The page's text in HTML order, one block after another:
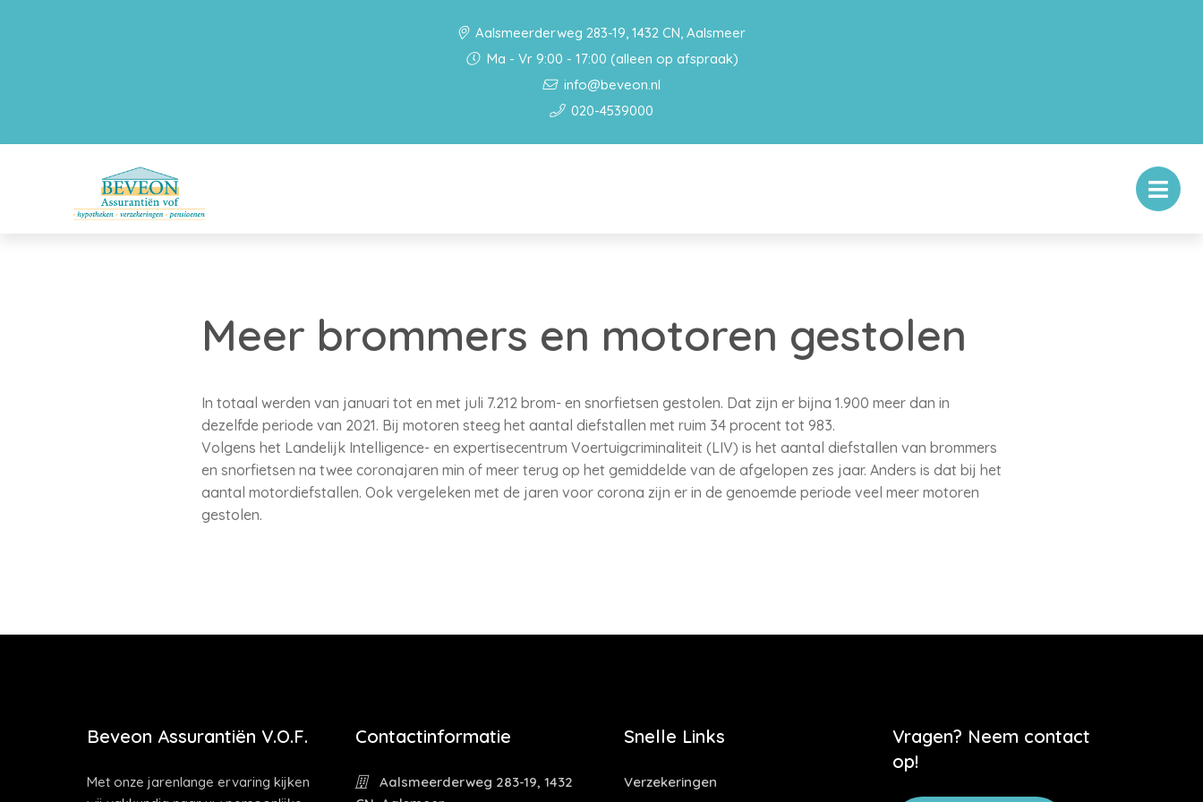
Aalsmeerderweg 283-19, 1432 CN, Aalsmeer
Ma - Vr 9:00 - 17:00 (alleen op afspraak)
info@beveon.nl
020-4539000
Meer brommers en motoren gestolen
In totaal werden van januari tot en met juli 7.212 brom- en snorfietsen gestolen. Dat zijn er bijna 1.900 meer dan in
dezelfde periode van 2021. Bij motoren steeg het aantal diefstallen met ruim 34 procent tot 983.
Volgens het Landelijk Intelligence- en expertisecentrum Voertuigcriminaliteit (LIV) is het aantal diefstallen van brommers
en snorfietsen na twee coronajaren min of meer terug op het gemiddelde van de afgelopen zes jaar. Anders is dat bij het
aantal motordiefstallen. Ook vergeleken met de jaren voor corona zijn er in de genoemde periode veel meer motoren
gestolen.
Beveon Assurantiën V.O.F.
Met onze jarenlange ervaring kijken
Contactinformatie
Aalsmeerderweg 283-19, 1432
Snelle Links
Verzekeringen
Vragen? Neem contact
op!